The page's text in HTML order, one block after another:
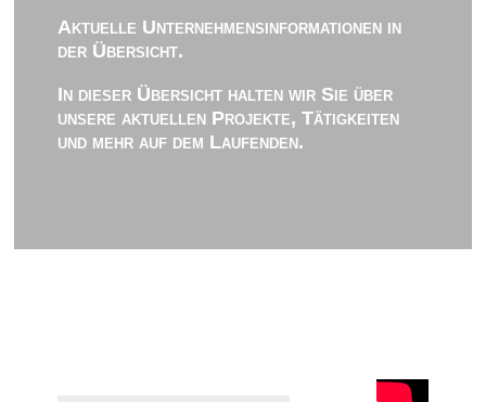
Aktuelle Unternehmensinformationen in
der Übersicht.
In dieser Übersicht halten wir Sie über
unsere aktuellen Projekte, Tätigkeiten
und mehr auf dem Laufenden.